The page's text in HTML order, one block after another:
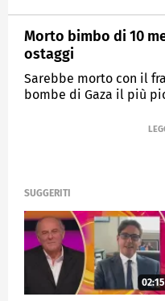
Morto bimbo di 10
ostaggi
Sarebbe morto con il
bombe di Gaza il più
SUGGERITI
02:15